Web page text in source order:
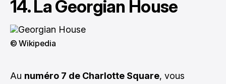
14. La Georgian House
© Wikipedia
Au numéro 7 de Charlotte Square, vous